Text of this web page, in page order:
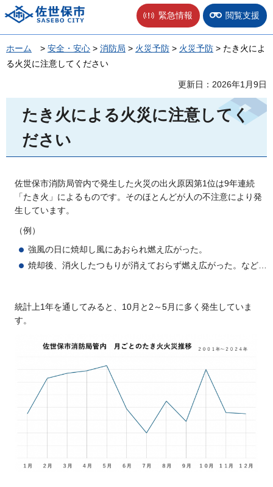
佐世保市 緊急情報 閲覧支援
ホーム > 安全・安心 > 消防局 > 火災予防 > 火災予防 > たき火によ
る火災に注意してください
更新日：2026年1月9日
たき火による火災に注意してく
ださい
佐世保市消防局管内で発生した火災の出火原因第1位は9年連続
「たき火」によるものです。そのほとんどが人の不注意により発
生しています。
（例）
強風の日に焼却し風にあおられ燃え広がった。
焼却後、消火したつもりが消えておらず燃え広がった。など…
統計上1年を通してみると、10月と2～5月に多く発生していま
す。